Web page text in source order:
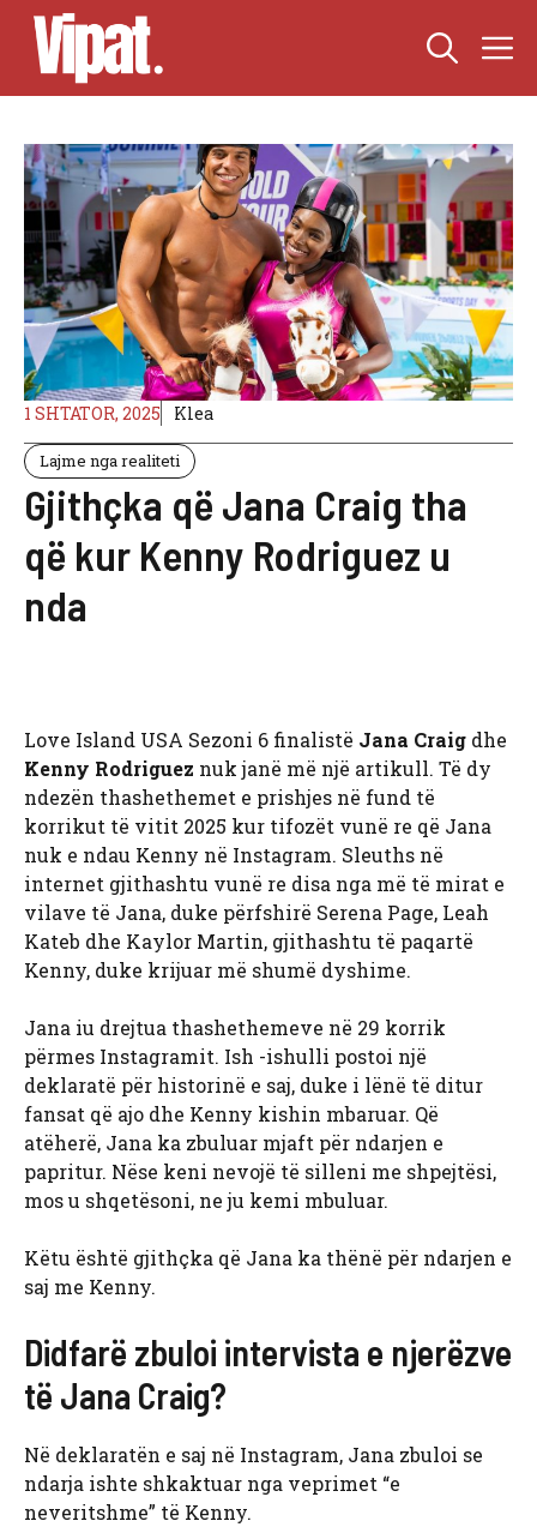
Skip
content
1 SHTATOR, 2025 Klea
Lajme nga realiteti
Gjithçka që Jana Craig tha
që kur Kenny Rodriguez u
nda
Love Island USA Sezoni 6 finalistë Jana Craig dhe
Kenny Rodriguez nuk janë më një artikull. Të dy
ndezën thashethemet e prishjes në fund të
korrikut të vitit 2025 kur tifozët vunë re që Jana
nuk e ndau Kenny në Instagram. Sleuths në
internet gjithashtu vunë re disa nga më të mirat e
vilave të Jana, duke përfshirë Serena Page, Leah
Kateb dhe Kaylor Martin, gjithashtu të paqartë
Kenny, duke krijuar më shumë dyshime.
Jana iu drejtua thashethemeve në 29 korrik
përmes Instagramit. Ish -ishulli postoi një
deklaratë për historinë e saj, duke i lënë të ditur
fansat që ajo dhe Kenny kishin mbaruar. Që
atëherë, Jana ka zbuluar mjaft për ndarjen e
papritur. Nëse keni nevojë të silleni me shpejtësi,
mos u shqetësoni, ne ju kemi mbuluar.
Këtu është gjithçka që Jana ka thënë për ndarjen e
saj me Kenny.
Didfarë zbuloi intervista e njerëzve
të Jana Craig?
Në deklaratën e saj në Instagram, Jana zbuloi se
ndarja ishte shkaktuar nga veprimet “e
neveritshme” të Kenny.